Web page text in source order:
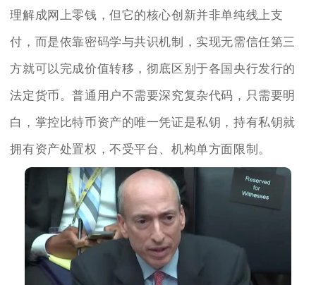
理解成网上零钱，但它的核心创新并非单纯线上支
付，而是依靠密码学与共识机制，实现无需信任第三
方就可以完成价值转移，彻底区别于各国央行发行的
法定货币。普通用户不需要深究复杂代码，只需要明
白，掌控比特币资产的唯一凭证是私钥，持有私钥就
拥有资产处置权，不受平台、机构单方面限制。